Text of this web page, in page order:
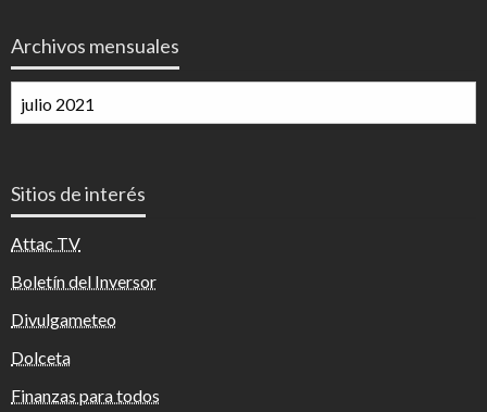
Archivos mensuales
mensuales
Sitios de interés
Attac TV
Boletín del Inversor
Divulgameteo
Dolceta
Finanzas para todos